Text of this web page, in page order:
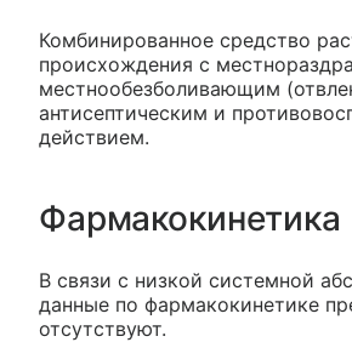
Комбинированное средство
происхождения с
местнообезболивающим
антисептическим и
действием.
Фармакокинетика
В связи с низкой системной
данные по фармакокинетике
отсутствуют.